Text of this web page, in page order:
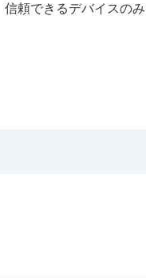
頼できるデバイスの